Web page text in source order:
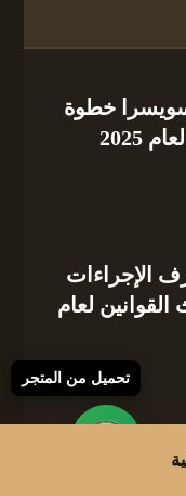
خطوة
2025
الإجراءات
لعام
خطوة
تحميل من المتجر